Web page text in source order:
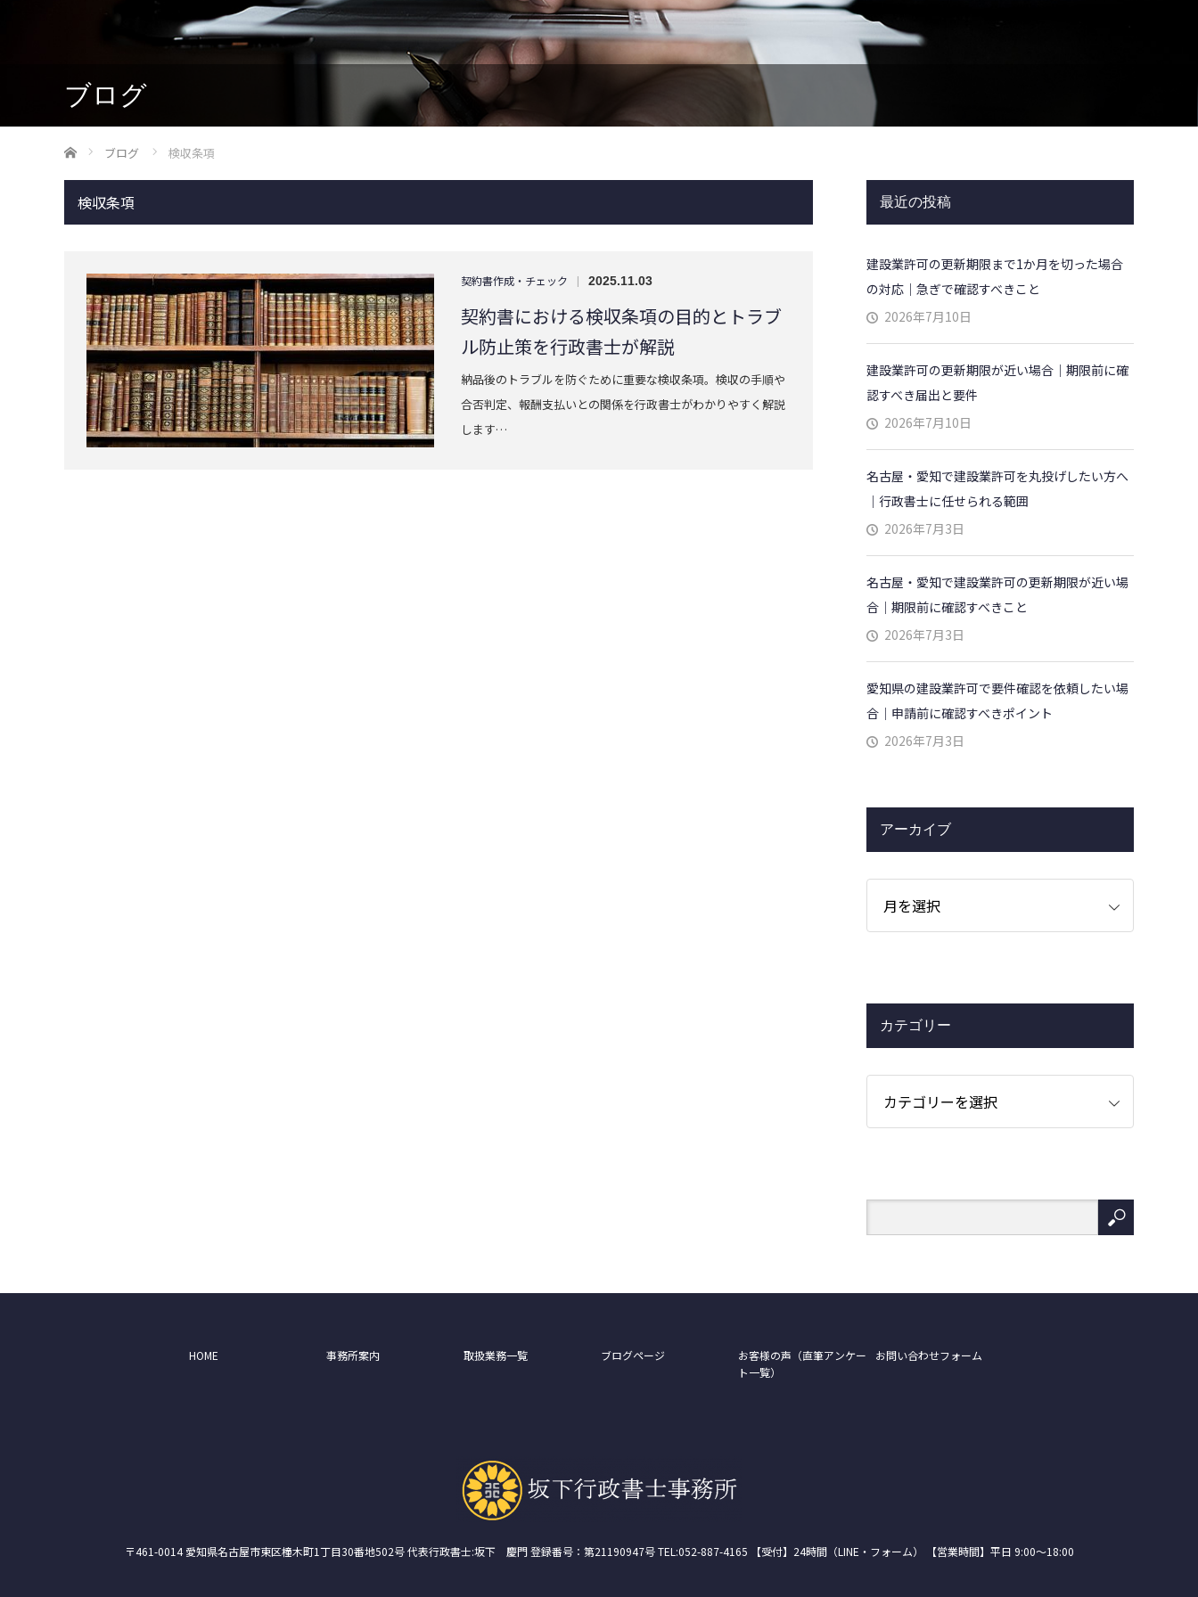
ブログ
ホーム ブログ 検収条項
検収条項
契約書作成・チェック | 2025.11.03
契約書における検収条項の目的とトラブ
ル防止策を行政書士が解説
納品後のトラブルを防ぐために重要な検収条項。検収の手順や
合否判定、報酬支払いとの関係を行政書士がわかりやすく解説
します…
最近の投稿
建設業許可の更新期限まで1か月を切った場合
の対応｜急ぎで確認すべきこと
2026年7月10日
建設業許可の更新期限が近い場合｜期限前に確
認すべき届出と要件
2026年7月10日
名古屋・愛知で建設業許可を丸投げしたい方へ
｜行政書士に任せられる範囲
2026年7月3日
名古屋・愛知で建設業許可の更新期限が近い場
合｜期限前に確認すべきこと
2026年7月3日
愛知県の建設業許可で要件確認を依頼したい場
合｜申請前に確認すべきポイント
2026年7月3日
アーカイブ
カテゴリー
HOME 事務所案内 取扱業務一覧 ブログページ
お客様の声（直筆アンケー
ト一覧）
お問い合わせフォーム
〒461-0014 愛知県名古屋市東区橦木町1丁目30番地502号 代表行政書士:坂下 慶門 登録番号：第21190947号 TEL:052-887-4165 【受付】24時間（LINE・フォーム） 【営業時間】平日 9:00～18:00